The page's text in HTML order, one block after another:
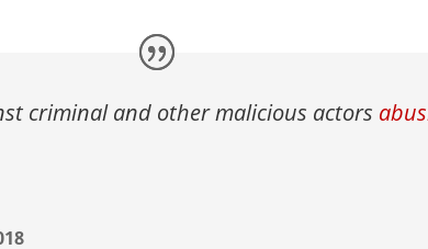
criminal and other malicious actors